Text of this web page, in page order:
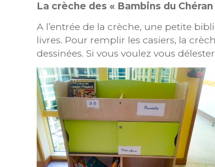
La crèche des « Bambins du
A l’entrée de la crèche, une petite
livres. Pour remplir les casiers, la
dessinées. Si vous voulez vous